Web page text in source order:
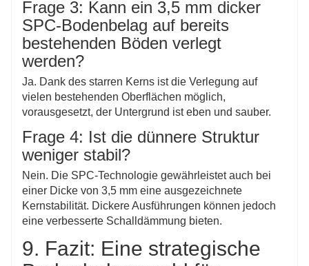
Frage 3: Kann ein 3,5 mm dicker
SPC-Bodenbelag auf bereits
bestehenden Böden verlegt
werden?
Ja. Dank des starren Kerns ist die Verlegung auf
vielen bestehenden Oberflächen möglich,
vorausgesetzt, der Untergrund ist eben und sauber.
Frage 4: Ist die dünnere Struktur
weniger stabil?
Nein. Die SPC-Technologie gewährleistet auch bei
einer Dicke von 3,5 mm eine ausgezeichnete
Kernstabilität. Dickere Ausführungen können jedoch
eine verbesserte Schalldämmung bieten.
9. Fazit: Eine strategische